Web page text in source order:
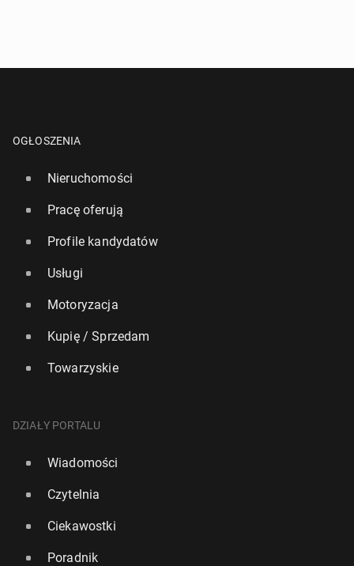
OGŁOSZENIA
Nieruchomości
Pracę oferują
Profile kandydatów
Usługi
Motoryzacja
Kupię / Sprzedam
Towarzyskie
DZIAŁY PORTALU
Wiadomości
Czytelnia
Ciekawostki
Poradnik